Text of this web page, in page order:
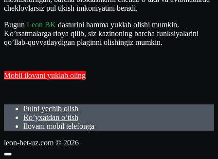
cheklovlarsiz pul tikish imkoniyatini beradi.
Bugun Leon BK dasturini hamma yuklab olishi mumkin.
Ko’rsatmalarga rioya qilib, siz kazinoning barcha funksiyalarini
qo’llab-quvvatlaydigan plaginni olishingiz mumkin.
Mobil ilovani yuklab oling
Pulni yechib olish
Ro’yxatdan o’tish
Ilovani mobil telefonga
leon-bet-uz.com © 2026